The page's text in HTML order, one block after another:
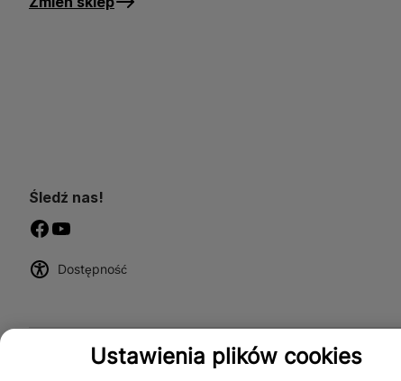
Śledź nas!
Dostępność
Ustawienia plików cookies